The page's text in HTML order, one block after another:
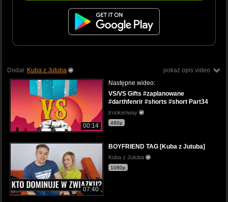
pokaż opis video
Dodał: Kuba z Jutuba
00:14
Następne wideo:
VS/VS Gifts #zaplanowane
#darthfenrir #shorts #short Part34
trookenway
480p
07:40
BOYFRIEND TAG [Kuba z Jutuba]
Kuba z Jutuba
1080p